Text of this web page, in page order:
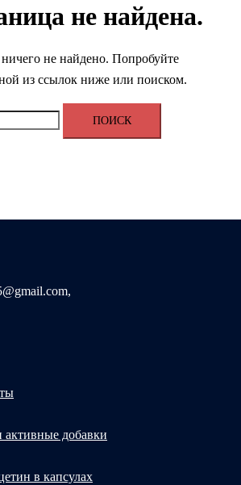
не найдена.
не найдено. Попробуйте
из ссылок ниже или поиском.
активные добавки
в капсулах